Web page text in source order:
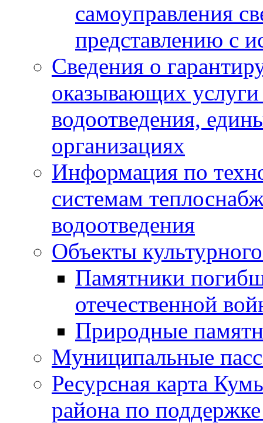
самоуправления
представлению с
Сведения о
оказывающих
водоотведения,
организациях
Информация по
системам
водоотведения
Объекты
Памятники
отечественной
Природные
Муниципальные
Ресурсная карта
района по